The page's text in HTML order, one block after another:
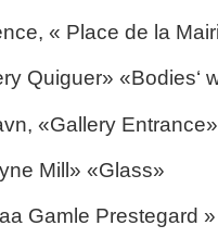
« Place de la
Quiguer» «Bodies‘
«Gallery
Mill» «Glass»
Gamle Prestegard